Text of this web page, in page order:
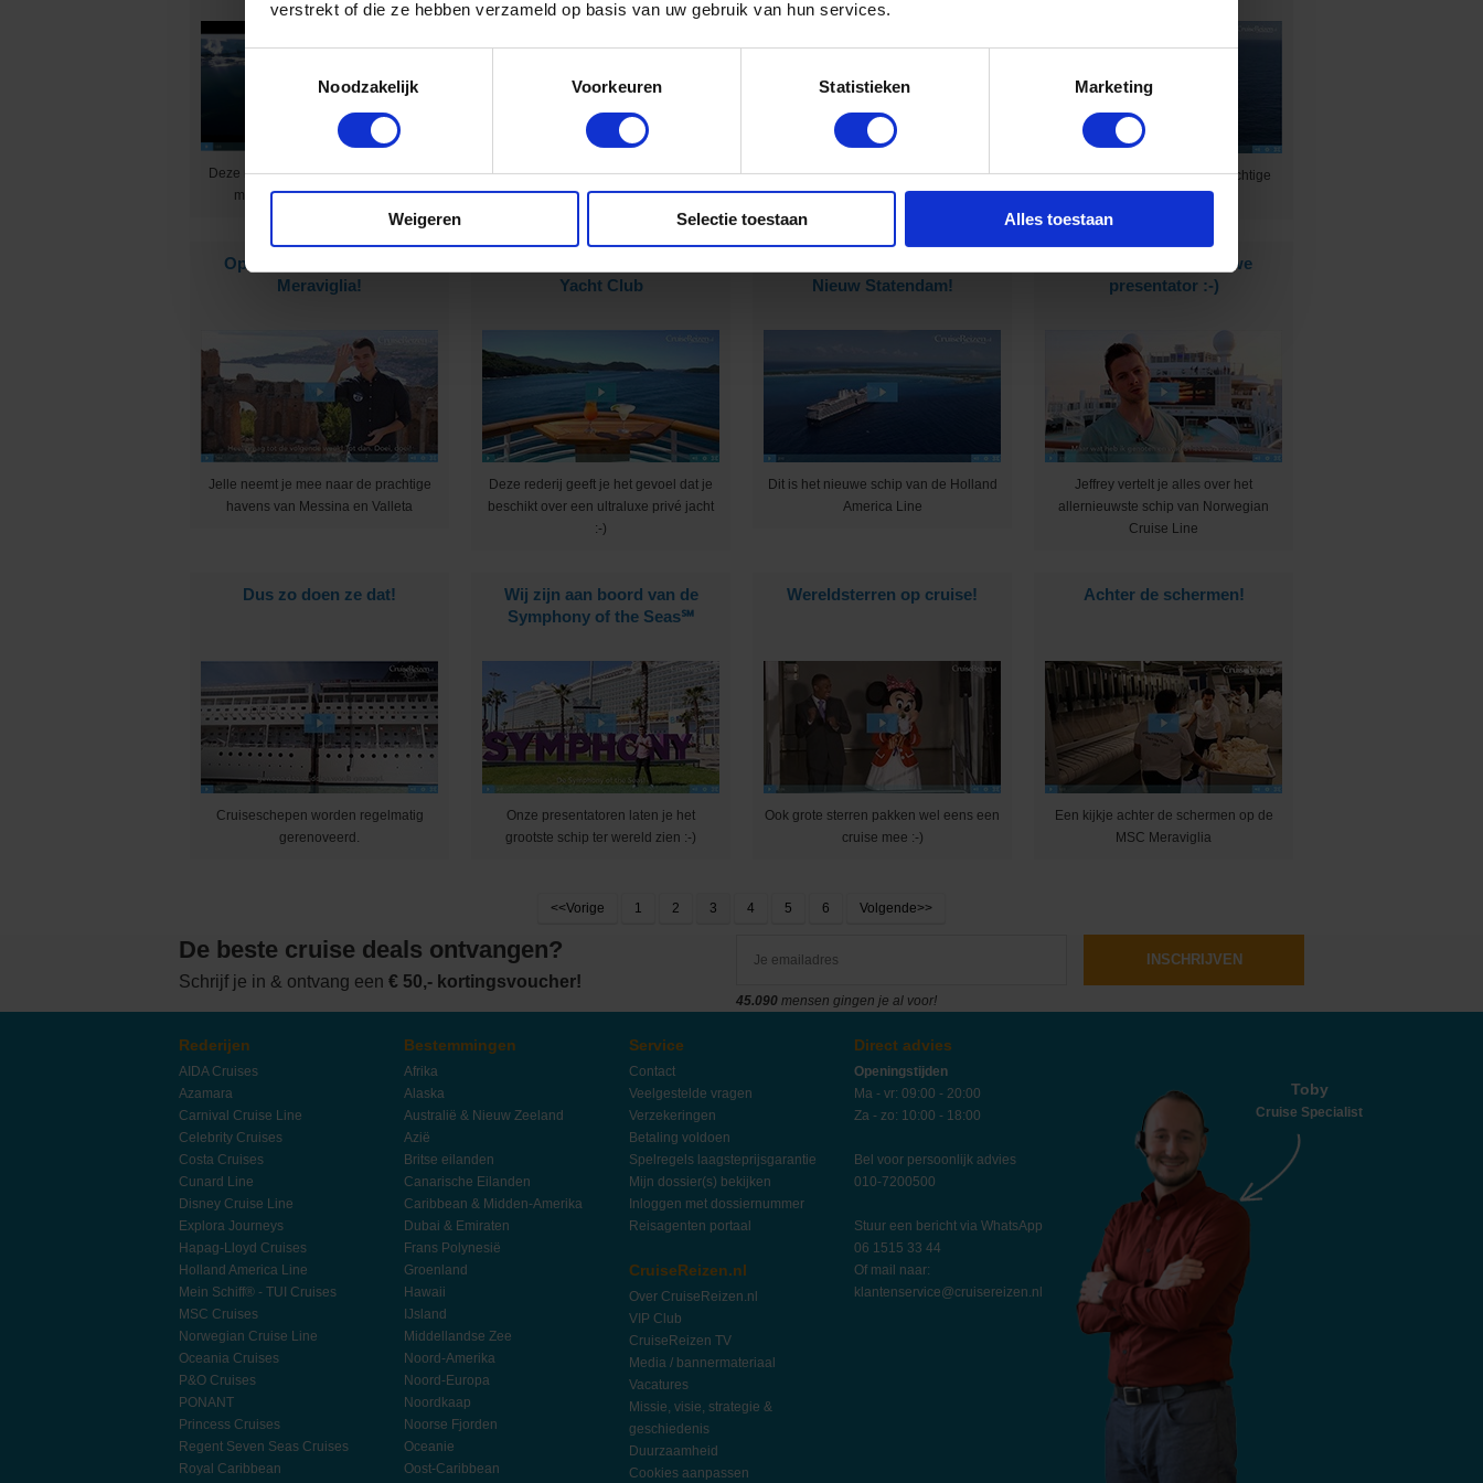
verstrekt of die ze hebben verzameld op basis van uw gebruik van hun services.
Toestemmingsselectie
Noodzakelijk
Voorkeuren Statistieken Marketing
Weigeren Selectie toestaan Alles toestaan
Deze rederij brengt je in luxe naar de
mooiste plekken op aarde ;-)
Jeffrey mocht mee op cruise met de
gloednieuwe MSC Seaview :-)
Bekijk hier leuke nieuwtjes en weetjes
uit de cruisewereld ;-)
Wij mochten mee op de reusachtige
Symphony of the Seas℠
Op excursie met de MSC
Meraviglia!
Jelle neemt je mee naar de prachtige
havens van Messina en Valleta
Yacht Club
Deze rederij geeft je het gevoel dat je
beschikt over een ultraluxe privé jacht
:-)
Nieuw Statendam!
Dit is het nieuwe schip van de Holland
America Line
Wij hebben een nieuwe
presentator :-)
Jeffrey vertelt je alles over het
allernieuwste schip van Norwegian
Cruise Line
Dus zo doen ze dat!
Cruiseschepen worden regelmatig
gerenoveerd.
Wij zijn aan boord van de
Symphony of the Seas℠
Onze presentatoren laten je het
grootste schip ter wereld zien :-)
Wereldsterren op cruise!
Ook grote sterren pakken wel eens een
cruise mee :-)
Achter de schermen!
Een kijkje achter de schermen op de
MSC Meraviglia
<<Vorige 1 2 3 4 5 6 Volgende>>
De beste cruise deals ontvangen?
Schrijf je in & ontvang een € 50,- kortingsvoucher!
45.090 mensen gingen je al voor!
INSCHRIJVEN
Rederijen
AIDA Cruises
Azamara
Carnival Cruise Line
Celebrity Cruises
Costa Cruises
Cunard Line
Disney Cruise Line
Explora Journeys
Hapag-Lloyd Cruises
Holland America Line
Mein Schiff® - TUI Cruises
MSC Cruises
Norwegian Cruise Line
Oceania Cruises
P&O Cruises
PONANT
Princess Cruises
Regent Seven Seas Cruises
Royal Caribbean
Bestemmingen
Afrika
Alaska
Australië & Nieuw Zeeland
Azië
Britse eilanden
Canarische Eilanden
Caribbean & Midden-Amerika
Dubai & Emiraten
Frans Polynesië
Groenland
Hawaii
IJsland
Middellandse Zee
Noord-Amerika
Noord-Europa
Noordkaap
Noorse Fjorden
Oceanie
Oost-Caribbean
Service
Contact
Veelgestelde vragen
Verzekeringen
Betaling voldoen
Spelregels laagsteprijsgarantie
Mijn dossier(s) bekijken
Inloggen met dossiernummer
Reisagenten portaal
CruiseReizen.nl
Over CruiseReizen.nl
VIP Club
CruiseReizen TV
Media / bannermateriaal
Vacatures
Missie, visie, strategie &
geschiedenis
Duurzaamheid
Cookies aanpassen
Direct advies
Openingstijden
Ma - vr: 09:00 - 20:00
Za - zo: 10:00 - 18:00
Bel voor persoonlijk advies
010-7200500
Stuur een bericht via WhatsApp
06 1515 33 44
Of mail naar:
klantenservice@cruisereizen.nl
Toby
Cruise Specialist